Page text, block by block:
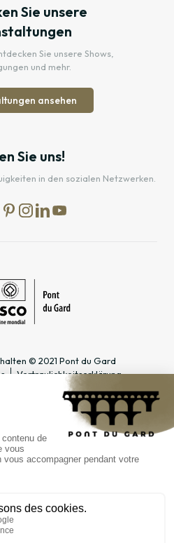
Sie unsere
Sie unsere Shows,
und mehr.
ansehen
Sie uns!
in den sozialen Netzwerken.
© 2021 Pont du Gard
Vertraulichkeitserklärung
SPEZIALBEREICHE
Tourismusfachmann/-frau &
Lehrer & Schulklasse